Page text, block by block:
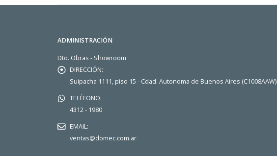
ADMINISTRACIÓN
Dto. Obras - Showroom
DIRECCIÓN:
Suipacha 1111, piso 15 - Cdad. Autonoma de Buenos Aires (C1008AAW)
TELÉFONO:
4312 - 1980
EMAIL:
ventas@domec.com.ar